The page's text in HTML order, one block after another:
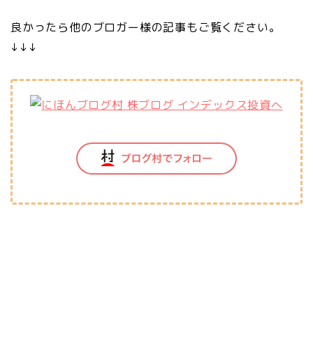
良かったら他のブロガー様の記事もご覧ください。
↓↓↓